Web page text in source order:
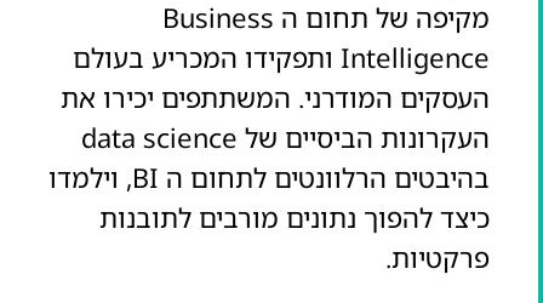
מקיפה של תחום ה Business
Intelligence ותפקידו המכריע בעולם
העסקים המודרני. המשתתפים יכירו את
העקרונות הביסיים של data science
בהיבטים הרלוונטים לתחום ה BI, וילמדו
כיצד להפוך נתונים מורבים לתובנות
פרקטיות.